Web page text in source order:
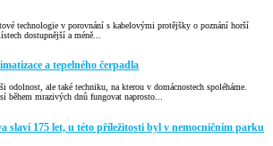
technologie v porovnání s kabelovými protějšky o poznání horší
dostupnější a méně...
a tepelného čerpadla
odolnost, ale také techniku, na kterou v domácnostech spoléháme.
během mrazivých dnů fungovat naprosto...
slaví 175 let, u této příležitosti byl v nemocničním parku